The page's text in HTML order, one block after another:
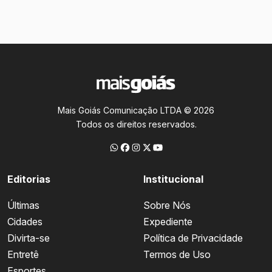
Mais Goiás Comunicação LTDA © 2026
Todos os direitos reservados.
Editorias
Últimas
Cidades
Divirta-se
Entretê
Institucional
Sobre Nós
Expediente
Política de Privacidade
Termos de Uso